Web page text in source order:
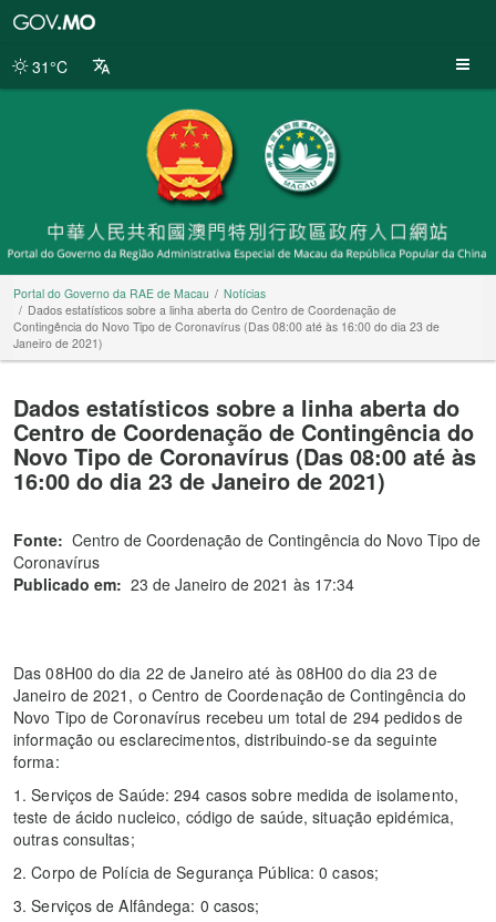
da
31°C
Portal do Governo da RAE de Macau
Notícias
Dados estatísticos sobre a linha aberta do Centro de Coordenação de
Contingência do Novo Tipo de Coronavírus (Das 08:00 até às 16:00 do dia 23 de
Janeiro de 2021)
Dados estatísticos sobre a linha aberta do
Centro de Coordenação de Contingência do
Novo Tipo de Coronavírus (Das 08:00 até às
16:00 do dia 23 de Janeiro de 2021)
Fonte: Centro de Coordenação de Contingência do Novo Tipo de
Coronavírus
Publicado em: 23 de Janeiro de 2021 às 17:34
Das 08H00 do dia 22 de Janeiro até às 08H00 do dia 23 de
Janeiro de 2021, o Centro de Coordenação de Contingência do
Novo Tipo de Coronavírus recebeu um total de 294 pedidos de
informação ou esclarecimentos, distribuindo-se da seguinte
forma:
1. Serviços de Saúde: 294 casos sobre medida de isolamento,
teste de ácido nucleico, código de saúde, situação epidémica,
outras consultas;
2. Corpo de Polícia de Segurança Pública: 0 casos;
3. Serviços de Alfândega: 0 casos;